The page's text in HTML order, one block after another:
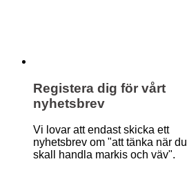
Registera dig för vårt
nyhetsbrev
Vi lovar att endast skicka ett
nyhetsbrev om "att tänka när du
skall handla markis och väv".